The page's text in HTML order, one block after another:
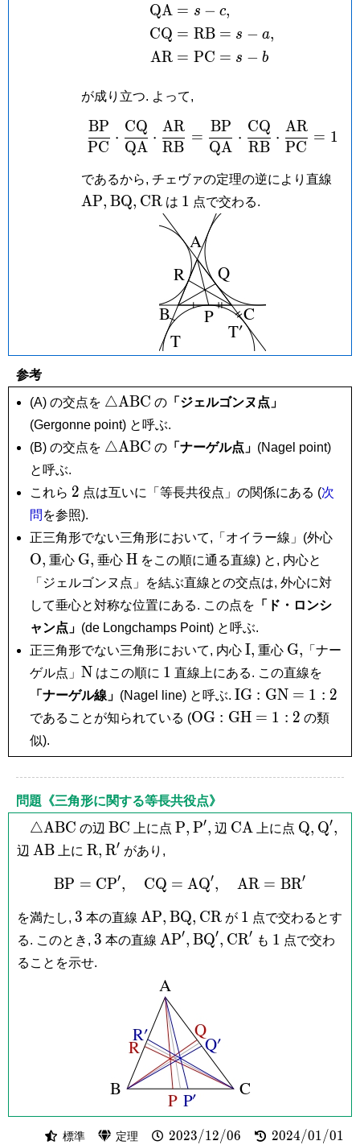
\begin{aligned}
QA
CQ
AR
= s − c,
= RB = s − a,
= PC = s − b
が成り立つ. よって,
PC
BP
⋅
QA
CQ
⋅
RB
AR
=
QA
BP
⋅
RB
CQ
⋅
PC
AR
= 1
であるから, チェヴァの定理の逆により直線
AP, \mathrm{BQ},
BQ, \mathrm{CR}
CR は 1
1 点で交わる.
参考
(A) の交点を \triangle\mathrm{ABC}
△ABC の 「ジェルゴンヌ点」
(Gergonne point) と呼ぶ.
(B) の交点を \triangle\mathrm{ABC}
△ABC の 「ナーゲル点」 (Nagel point)
と呼ぶ.
これら 2
2 点は互いに「等長共役点」の関係にある (次
問 を参照).
正三角形でない三角形において,「オイラー線」(外心
O, 重心 \mathrm
G,
G, 垂心 \mathrm
H
H をこの順に通る直線) と, 内心と
「ジェルゴンヌ点」を結ぶ直線との交点は, 外心に対
して垂心と対称な位置にある. この点を 「ド・ロンシ
ャン点」 (de Longchamps Point) と呼ぶ.
正三角形でない三角形において, 内心 \mathrm
I,
I, 重心 \mathrm
G,
G, 「ナー
ゲル点」 \mathrm
N
N はこの順に 1
1 直線上にある. この直線を
「ナーゲル線」 (Nagel line) と呼ぶ.
= 1:2
IG : GN = 1 : 2
であることが知られている (OG : GH = 1 : 2 の類
似).
問題《三角形に関する等長共役点》
\triangle\mathrm{ABC}
△ABC の辺 \mathrm{BC}
BC 上に点 \mathrm
P, \mathrm
P′, 辺 \mathrm{CA}
CA 上に点 \mathrm
Q, Q′,
辺 \mathrm{AB}
AB 上に \mathrm
R, \mathrm
R′ があり,
\mathrm{BP} =
BP = CP′, CQ = AQ′, AR = BR′
を満たし, 3
3 本の直線 \mathrm{AP},
AP, \mathrm{BQ},
BQ, \mathrm{CR}
CR が 1
1 点で交わるとす
る. このとき, 3
3 本の直線 \mathrm{AP}',
AP′, \mathrm{BQ}',
BQ′, \mathrm{CR}'
CR′ も 1
1 点で交わ
ることを示せ.
標準 定理 2023/12/06
2023/12/06 2024/01/01
2024/01/01